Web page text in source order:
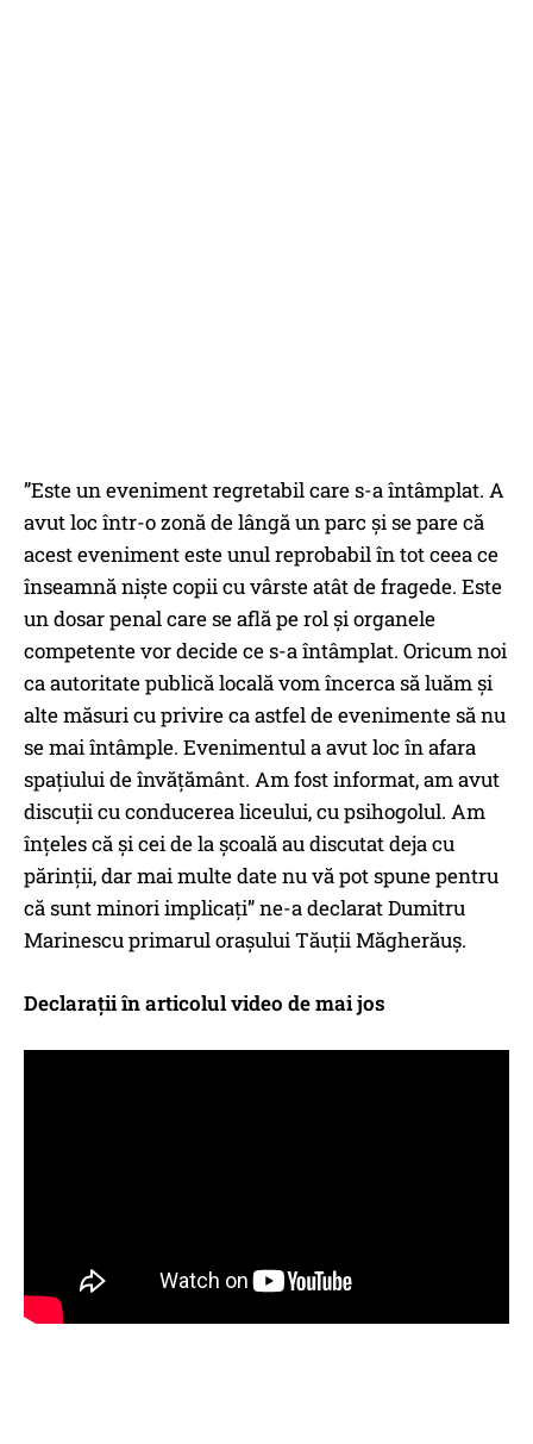
”Este un eveniment regretabil care s-a întâmplat. A
avut loc într-o zonă de lângă un parc și se pare că
acest eveniment este unul reprobabil în tot ceea ce
înseamnă niște copii cu vârste atât de fragede. Este
un dosar penal care se află pe rol și organele
competente vor decide ce s-a întâmplat. Oricum noi
ca autoritate publică locală vom încerca să luăm și
alte măsuri cu privire ca astfel de evenimente să nu
se mai întâmple. Evenimentul a avut loc în afara
spațiului de învățământ. Am fost informat, am avut
discuții cu conducerea liceului, cu psihogolul. Am
înțeles că și cei de la școală au discutat deja cu
părinții, dar mai multe date nu vă pot spune pentru
că sunt minori implicați” ne-a declarat Dumitru
Marinescu primarul orașului Tăuții Măgherăuș.
Declarații în articolul video de mai jos